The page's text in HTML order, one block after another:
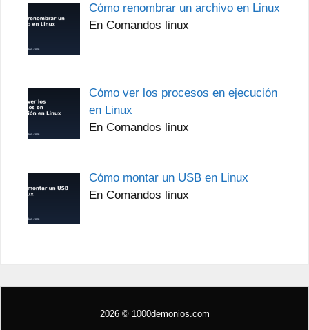
Cómo renombrar un archivo en Linux
En Comandos linux
Cómo ver los procesos en ejecución
en Linux
En Comandos linux
Cómo montar un USB en Linux
En Comandos linux
2026 © 1000demonios.com